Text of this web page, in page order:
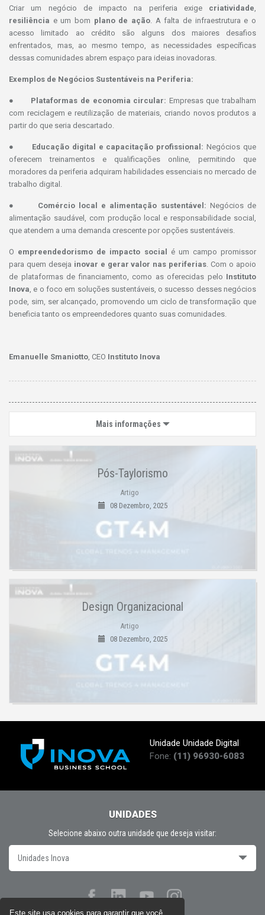
Este site usa cookies para garantir que você
Criar um negócio de impacto na periferia exige criatividade
resiliência e um bom plano de ação . A falta de infraestrutura e o
acesso limitado ao crédito são alguns dos maiores desafios
enfrentados, mas, ao mesmo tempo, as necessidades específicas
dessas comunidades abrem espaço para ideias inovadoras.
Exemplos de Negócios Sustentáveis na Periferia:
● Plataformas de economia circular: Empresas que trabalham
com reciclagem e reutilização de materiais, criando novos produtos a
partir do que seria descartado.
● Educação digital e capacitação profissional: Negócios que
oferecem treinamentos e qualificações online, permitindo que
moradores da periferia adquiram habilidades essenciais no mercado de
trabalho digital.
● Comércio local e alimentação sustentável: Negócios de
alimentação saudável, com produção local e responsabilidade social,
que atendem a uma demanda crescente por opções sustentáveis.
O empreendedorismo de impacto social é um campo promissor
para quem deseja inovar e gerar valor nas periferias . Com o apoio
de plataformas de financiamento, como as oferecidas pelo Instituto
Inova , e o foco em soluções sustentáveis, o sucesso desses negócios
pode, sim, ser alcançado, promovendo um ciclo de transformação que
beneficia tanto os empreendedores quanto suas comunidades.
Emanuelle Smaniotto , CEO Instituto Inova
Mais informações
Pós-Taylorismo
Artigo
08 Dezembro, 2025
Design Organizacional
Artigo
08 Dezembro, 2025
Unidade Unidade Digital
Fone: (11) 96930-6083
UNIDADES
Selecione abaixo outra unidade que deseja visitar:
Unidades Inova